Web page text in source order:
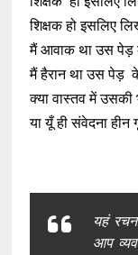
शिक्षक हो इसलिए
मैं आवाक था उस पेड़
मैं हैरान था उस पेड़
क्या वास्तव में
या यूँ ही संवेदना हीन
यहं
आप